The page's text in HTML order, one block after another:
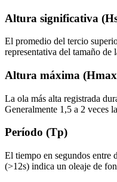
Altura significativa
El promedio del tercio
representativa del tamaño de
Altura máxima
La ola más alta registrada
Generalmente 1,5 a 2 veces
Período (Tp)
El tiempo en segundos entre
(>12s) indica un oleaje de